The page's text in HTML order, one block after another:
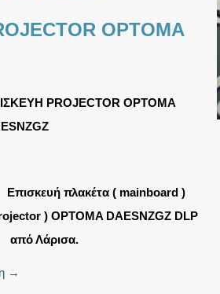
OPTOMA
PROJECTOR OPTOMA
Επισκευή πλακέτα ( mainboard )
) OPTOMA DAESNZGZ DLP
από Λάρισα.
→